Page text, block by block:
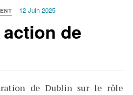
12 Juin 2025
de
de Dublin sur le rôle